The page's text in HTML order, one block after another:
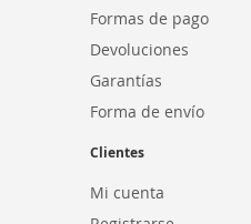
Formas de pago
Devoluciones
Garantías
Forma de envío
Clientes
Mi cuenta